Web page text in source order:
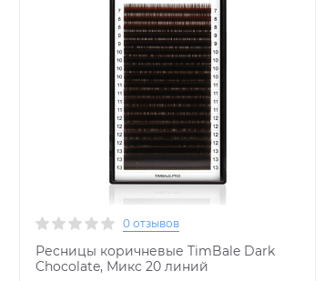
0 отзывов
Ресницы коричневые TimBale Dark
Chocolate, Микс 20 линий